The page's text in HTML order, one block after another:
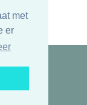
met
er
Jeugd